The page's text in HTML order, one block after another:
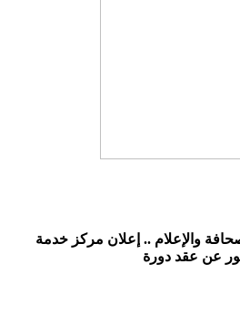
والإعلام .. إعلان مركز خدمة
عن عقد دورة